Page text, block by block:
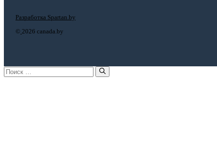
© 2026 canada.by
Разработка Spartan.by
Поиск: